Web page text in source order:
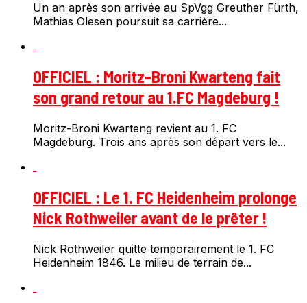
Un an après son arrivée au SpVgg Greuther Fürth,
Mathias Olesen poursuit sa carrière...
OFFICIEL : Moritz-Broni Kwarteng fait
son grand retour au 1.FC Magdeburg !
Moritz-Broni Kwarteng revient au 1. FC
Magdeburg. Trois ans après son départ vers le...
OFFICIEL : Le 1. FC Heidenheim prolonge
Nick Rothweiler avant de le prêter !
Nick Rothweiler quitte temporairement le 1. FC
Heidenheim 1846. Le milieu de terrain de...